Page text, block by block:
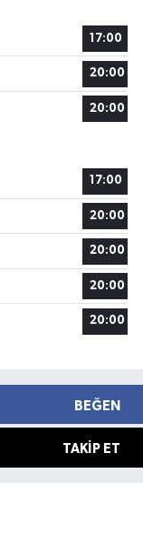
17:00
20:00
20:00
17:00
20:00
20:00
20:00
20:00
BEĞEN
TAKIP ET